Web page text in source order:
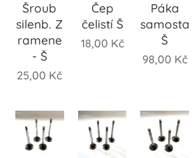
Šroub
silenb. Z
ramene
- Š
25,00 Kč
Čep
čelistí Š
18,00 Kč
Páka
Š
98,00 Kč